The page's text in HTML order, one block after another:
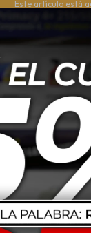
Este artículo está
variantes
que te